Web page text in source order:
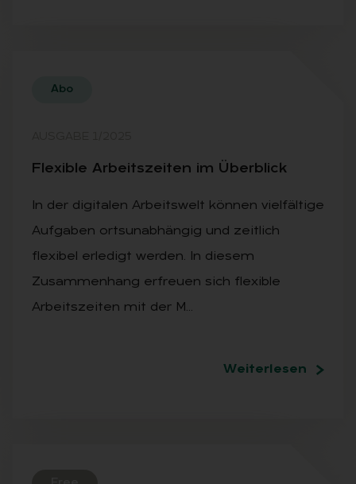
Abo
Fle­xi­ble Ar­beits­zei­ten im Über­blick
In der digitalen Arbeitswelt können vielfältige
Aufgaben ortsunabhängig und zeitlich
flexibel erledigt werden. In diesem
Zusammenhang erfreuen sich flexible
Arbeitszeiten mit der M…
Weiterlesen